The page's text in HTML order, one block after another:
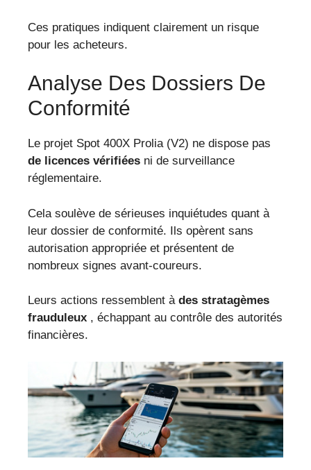
Ces pratiques indiquent clairement un risque
pour les acheteurs.
Analyse Des Dossiers De
Conformité
Le projet Spot 400X Prolia (V2) ne dispose pas
de licences vérifiées ni de surveillance
réglementaire.
Cela soulève de sérieuses inquiétudes quant à
leur dossier de conformité. Ils opèrent sans
autorisation appropriée et présentent de
nombreux signes avant-coureurs.
Leurs actions ressemblent à des stratagèmes
frauduleux , échappant au contrôle des autorités
financières.